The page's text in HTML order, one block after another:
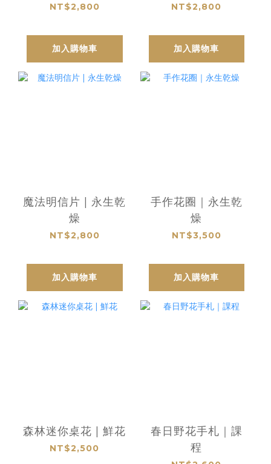
NT$2,800
加入購物車
NT$2,800
加入購物車
魔法明信片 | 永生乾
燥
NT$2,800
加入購物車
手作花圈｜永生乾
燥
NT$3,500
加入購物車
森林迷你桌花 | 鮮花
NT$2,500
春日野花手札｜課
程